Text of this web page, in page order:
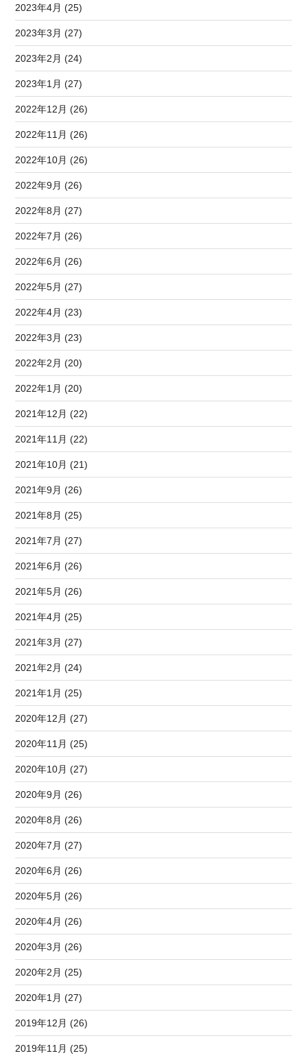
2023年4月 (25)
2023年3月 (27)
2023年2月 (24)
2023年1月 (27)
2022年12月 (26)
2022年11月 (26)
2022年10月 (26)
2022年9月 (26)
2022年8月 (27)
2022年7月 (26)
2022年6月 (26)
2022年5月 (27)
2022年4月 (23)
2022年3月 (23)
2022年2月 (20)
2022年1月 (20)
2021年12月 (22)
2021年11月 (22)
2021年10月 (21)
2021年9月 (26)
2021年8月 (25)
2021年7月 (27)
2021年6月 (26)
2021年5月 (26)
2021年4月 (25)
2021年3月 (27)
2021年2月 (24)
2021年1月 (25)
2020年12月 (27)
2020年11月 (25)
2020年10月 (27)
2020年9月 (26)
2020年8月 (26)
2020年7月 (27)
2020年6月 (26)
2020年5月 (26)
2020年4月 (26)
2020年3月 (26)
2020年2月 (25)
2020年1月 (27)
2019年12月 (26)
2019年11月 (25)